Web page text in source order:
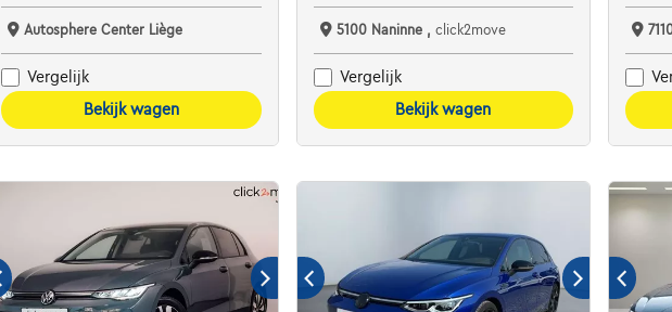
Autosphere Center Liège
Vergelijk
Bekijk wagen
5100 Naninne , click2move
Vergelijk
Bekijk wagen